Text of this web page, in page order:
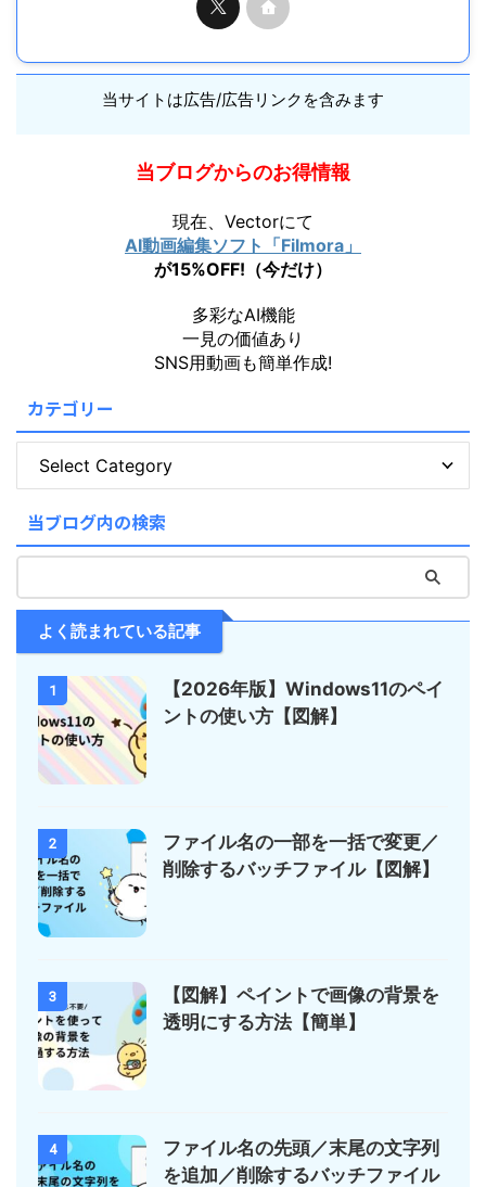
当サイトは広告/広告リンクを含みます
当ブログからのお得情報
現在、Vectorにて
AI動画編集ソフト「Filmora」
が15%OFF!（今だけ）
多彩なAI機能
一見の価値あり
SNS用動画も簡単作成!
カテゴリー
当ブログ内の検索
よく読まれている記事
1
【2026年版】Windows11のペイ
ントの使い方【図解】
2
ファイル名の一部を一括で変更／
削除するバッチファイル【図解】
3
【図解】ペイントで画像の背景を
透明にする方法【簡単】
4
ファイル名の先頭／末尾の文字列
を追加／削除するバッチファイル